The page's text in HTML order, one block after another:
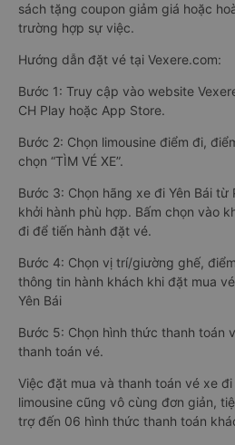
sách tặng coupon giảm giá hoặc
trường hợp sự việc.
Hướng dẫn đặt vé tại Vexere.com:
Bước 1: Truy cập vào website
CH Play hoặc App Store.
Bước 2: Chọn limousine điểm đi,
chọn “TÌM VÉ XE”.
Bước 3: Chọn hãng xe đi Yên Bái từ
khởi hành phù hợp. Bấm chọn vào
đi để tiến hành đặt vé.
Bước 4: Chọn vị trí/giường ghế,
thông tin hành khách khi đặt mua
Yên Bái
Bước 5: Chọn hình thức thanh toán
thanh toán vé.
Việc đặt mua và thanh toán vé xe đi
limousine cũng vô cùng đơn giản,
trợ đến 06 hình thức thanh toán